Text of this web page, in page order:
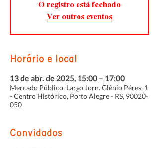
O registro está fechado
Ver outros eventos
Horário e local
13 de abr. de 2025, 15:00 – 17:00
Mercado Público, Largo Jorn. Glênio Péres, 1
- Centro Histórico, Porto Alegre - RS, 90020-
050
Convidados